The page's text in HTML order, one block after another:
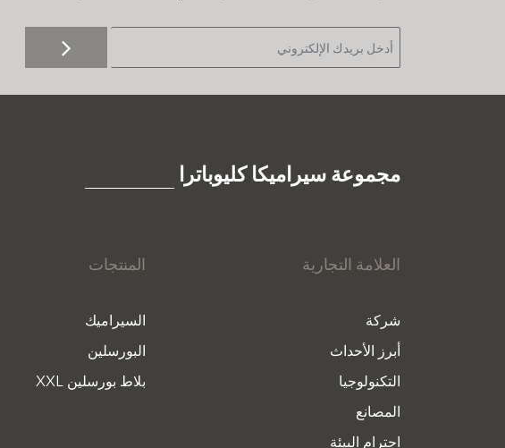
مجموعة سيراميكا كليوباترا
العلامة التجارية
شركة
أبرز الأحداث
التكنولوجيا
المصانع
احترام البيئة
المنتجات
السيراميك
البورسلين
بلاط بورسلين XXL